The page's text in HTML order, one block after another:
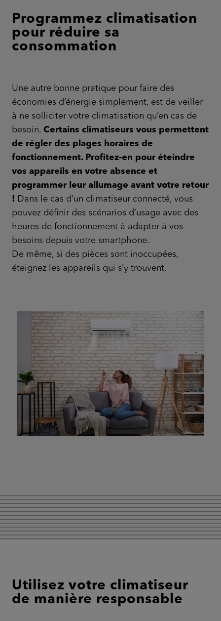
Programmez climatisation
pour réduire sa
consommation
Une autre bonne pratique pour faire des
économies d’énergie simplement, est de veiller
à ne solliciter votre climatisation qu’en cas de
besoin. Certains climatiseurs vous permettent
de régler des plages horaires de
fonctionnement. Profitez-en pour éteindre
vos appareils en votre absence et
programmer leur allumage avant votre retour
! Dans le cas d’un climatiseur connecté, vous
pouvez définir des scénarios d’usage avec des
heures de fonctionnement à adapter à vos
besoins depuis votre smartphone.
De même, si des pièces sont inoccupées,
éteignez les appareils qui s’y trouvent.
Utilisez votre climatiseur
de manière responsable